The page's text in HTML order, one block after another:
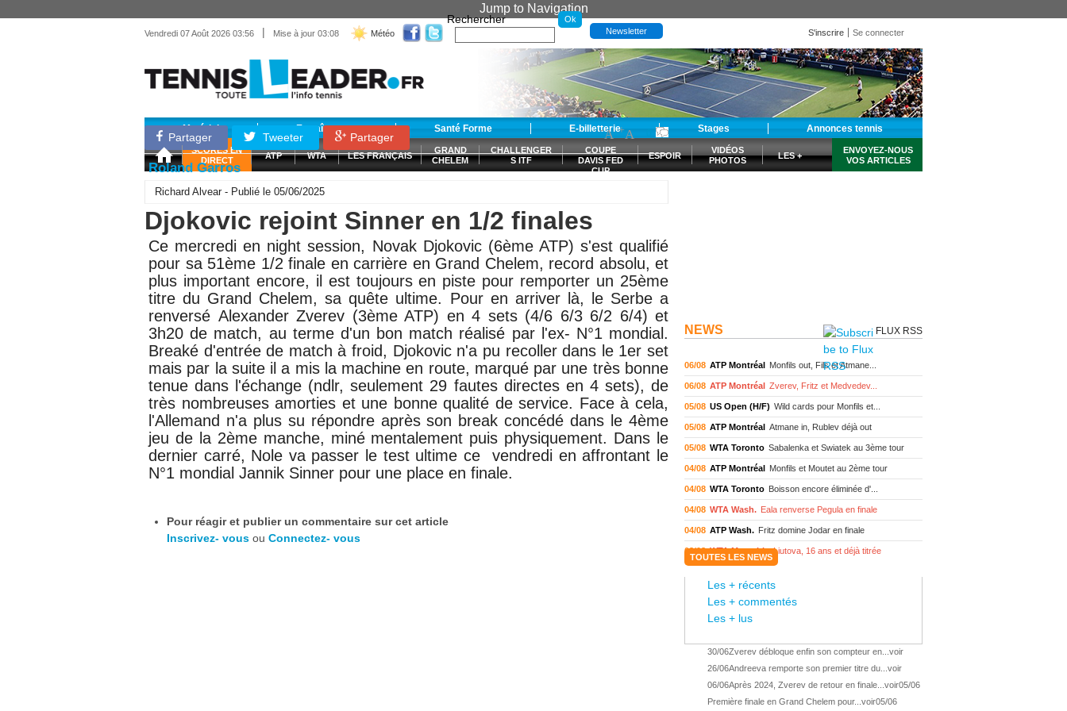
Jump to Navigation
Vendredi 07 Août 2026 03:56 | Mise à jour 03:08 Météo
Rechercher
Newsletter S'inscrire Se connecter
Matériel Entraînement Santé Forme E-billetterie Stages Annonces tennis
SCORES EN
DIRECT
ATP WTA LES FRANÇAIS
GRAND
CHELEM
CHALLENGER
S ITF
COUPE
DAVIS FED
CUP
ESPOIR
VIDÉOS
PHOTOS
LES +
ENVOYEZ-NOUS
VOS ARTICLES
Partager Tweeter Partager
-A +A
Roland Garros
Richard Alvear - Publié le 05/06/2025
Djokovic rejoint Sinner en 1/2 finales
Ce mercredi en night session, Novak Djokovic (6ème ATP) s'est qualifié
pour sa 51ème 1/2 finale en carrière en Grand Chelem, record absolu, et
plus important encore, il est toujours en piste pour remporter un 25ème
titre du Grand Chelem, sa quête ultime. Pour en arriver là, le Serbe a
renversé Alexander Zverev (3ème ATP) en 4 sets (4/6 6/3 6/2 6/4) et
3h20 de match, au terme d'un bon match réalisé par l'ex- N°1 mondial.
Breaké d'entrée de match à froid, Djokovic n'a pu recoller dans le 1er set
mais par la suite il a mis la machine en route, marqué par une très bonne
tenue dans l'échange (ndlr, seulement 29 fautes directes en 4 sets), de
très nombreuses amorties et une bonne qualité de service. Face à cela,
l'Allemand n'a plus su répondre après son break concédé dans le 4ème
jeu de la 2ème manche, miné mentalement puis physiquement. Dans le
dernier carré, Nole va passer le test ultime ce vendredi en affrontant le
N°1 mondial Jannik Sinner pour une place en finale.
Pour réagir et publier un commentaire sur cet article
Inscrivez- vous ou Connectez- vous
NEWS FLUX RSS
06/08 ATP Montréal Monfils out, Fils et Atmane...
06/08 ATP Montréal Zverev, Fritz et Medvedev...
05/08 US Open (H/F) Wild cards pour Monfils et...
05/08 ATP Montréal Atmane in, Rublev déjà out
05/08 WTA Toronto Sabalenka et Swiatek au 3ème tour
04/08 ATP Montréal Monfils et Moutet au 2ème tour
04/08 WTA Toronto Boisson encore éliminée d'...
04/08 WTA Wash. Eala renverse Pegula en finale
04/08 ATP Wash. Fritz domine Jodar en finale
03/08 WTA Memphis Liutova, 16 ans et déjà titrée
ATP Los Cabos
WTA Wash.
ATP Los Cabos Géa en finale !
ATP Los Cabos 1ère 1/2 finale pour Géa
TOUTES LES NEWS
Les + récents
Les + commentés
Les + lus
30/06Zverev débloque enfin son compteur en... voir
26/06Andreeva remporte son premier titre du... voir
06/06Après 2024, Zverev de retour en finale... voir05/06
Première finale en Grand Chelem pour... voir05/06